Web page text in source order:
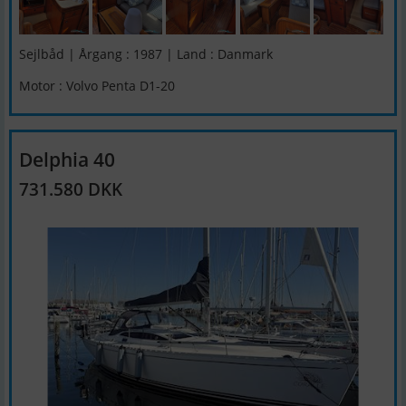
Sejlbåd | Årgang : 1987 | Land : Danmark
Motor : Volvo Penta D1-20
Delphia 40
731.580 DKK